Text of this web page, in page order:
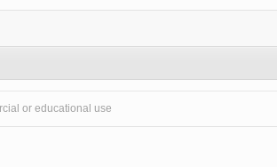
or educational use